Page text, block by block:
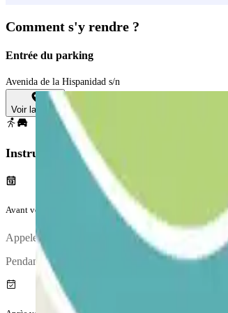
Comment s'y rendre ?
Entrée du parking
Avenida de la Hispanidad s/n
Voir la carte
Instructions
Avant votre voyage
Appelez le parking environ 20 minutes avant
Pendant l'appel, une personne vous confirmera le